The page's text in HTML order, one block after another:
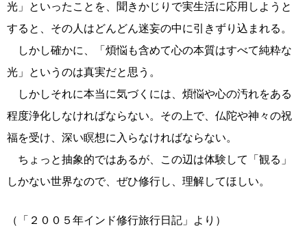
光」といったことを、聞きかじりで実生活に応用しようと
すると、その人はどんどん迷妄の中に引きずり込まれる。
しかし確かに、「煩悩も含めて心の本質はすべて純粋な
光」というのは真実だと思う。
しかしそれに本当に気づくには、煩悩や心の汚れをある
程度浄化しなければならない。その上で、仏陀や神々の祝
福を受け、深い瞑想に入らなければならない。
ちょっと抽象的ではあるが、この辺は体験して「観る」
しかない世界なので、ぜひ修行し、理解してほしい。
（「２００５年インド修行旅行日記」より）